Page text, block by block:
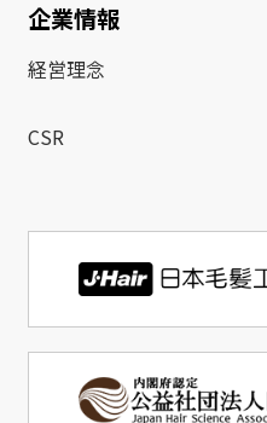
企業情報
経営理念
CSR